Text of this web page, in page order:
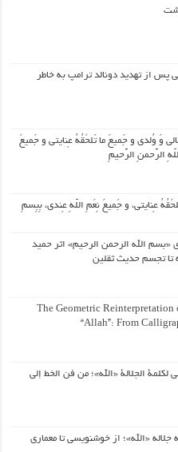
پس از تهدید دونالد ترامپ به خاطر
وَ وُلدی و جَمیعَ ما تَلحَقُهُ عِنایتی و جَمیعَ
الرَّحمنِ الرَّحیمِ
عِنایتی، و جَمیعَ نِعَمِ اللّهِ عِندی، بِبِسمِ
«بسم الله الرحمن الرحیم» اثر حمید
تا تجسم حدیث ثقلین
The Geometric Reinterpretation
“Allah”: From
لكلمة الجلالة «الله»؛ من فن الخط إلى
جلاله «الله»؛ از خوشنویسی تا معماری